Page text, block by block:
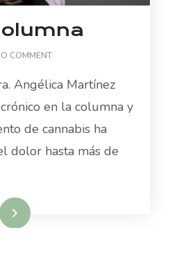
COMMENTON
EN
Angélica Martínez
en la columna y
de cannabis ha
dolor hasta más de